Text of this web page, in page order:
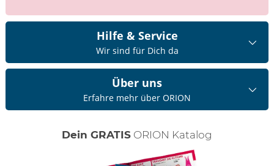
Hilfe & Service
Wir sind für Dich da
Über uns
Erfahre mehr über ORION
Dein GRATIS ORION Katalog